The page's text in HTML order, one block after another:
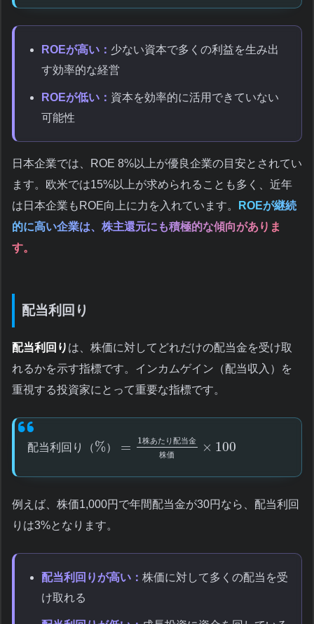
ROEが高い： 少ない資本で多くの利益を生み出
す効率的な経営
ROEが低い： 資本を効率的に活用できていない
可能性
日本企業では、ROE 8%以上が優良企業の目安とされてい
ます。欧米では15%以上が求められることも多く、近年
は日本企業もROE向上に力を入れています。
ROEが継続
的に高い企業は、株主還元にも積極的な傾向がありま
す。
配当利回り
配当利回り は、株価に対してどれだけの配当金を受け取
れるかを示す指標です。インカムゲイン（配当収入）を
重視する投資家にとって重要な指標です。
配当利 回 り （%） = 1株あた り配当金
株価
× 100
例えば、株価1,000円で年間配当金が30円なら、配当利回
りは3%となります。
配当利回りが高い： 株価に対して多くの配当を受
け取れる